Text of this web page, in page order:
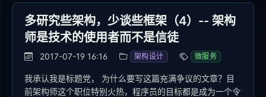
多研究些架构，少谈些框架（4）-- 架构
师是技术的使用者而不是信徒
2017-07-19 16:16 架构设计 微服务
我承认我是标题党， 为什么要写这篇充满争议的文章？目
前架构师这个职位特别火热，程序员的目标都是成为一个令